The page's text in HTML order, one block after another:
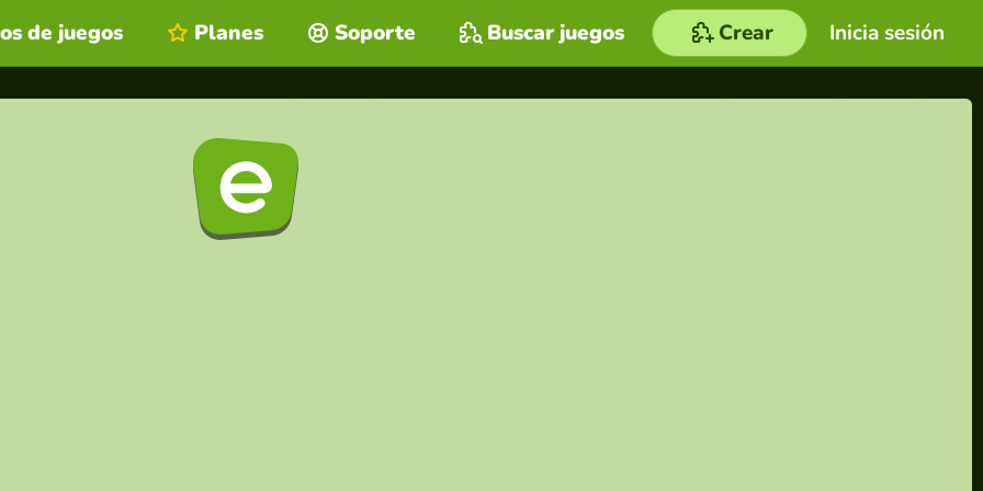
Inicia sesión
de juegos Planes Soporte Buscar juegos Crear